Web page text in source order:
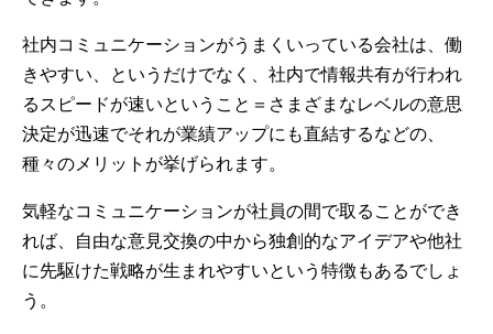
社内コミュニケーションがうまくいっている会社は、働
きやすい、というだけでなく、社内で情報共有が行われ
るスピードが速いということ＝さまざまなレベルの意思
決定が迅速でそれが業績アップにも直結するなどの、
種々のメリットが挙げられます。
気軽なコミュニケーションが社員の間で取ることができ
れば、自由な意見交換の中から独創的なアイデアや他社
に先駆けた戦略が生まれやすいという特徴もあるでしょ
う。